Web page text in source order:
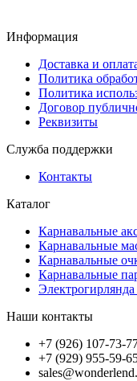
Информация
Доставка и
Политика
Политика
Договор
Реквизиты
Служба поддержки
Контакты
Каталог
Карнавальные
Карнавальные
Карнавальные
Карнавальные
Электрогирлянда
Наши контакты
+7 (926) 107-73-
+7 (929) 955-59-